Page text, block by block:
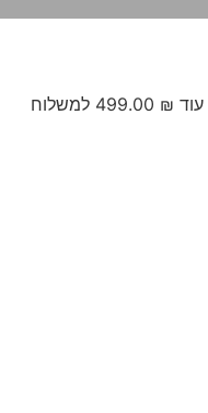
₪
למשלוח
המצב